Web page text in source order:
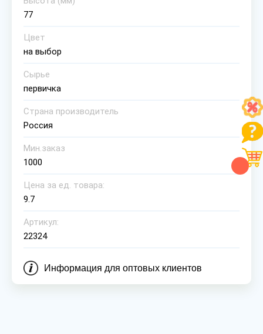
77
Цвет
на выбор
Сырье
первичка
Страна производитель
Россия
Мин.заказ
1000
Цена за ед. товара:
9.7
Артикул:
22324
Информация для оптовых клиентов